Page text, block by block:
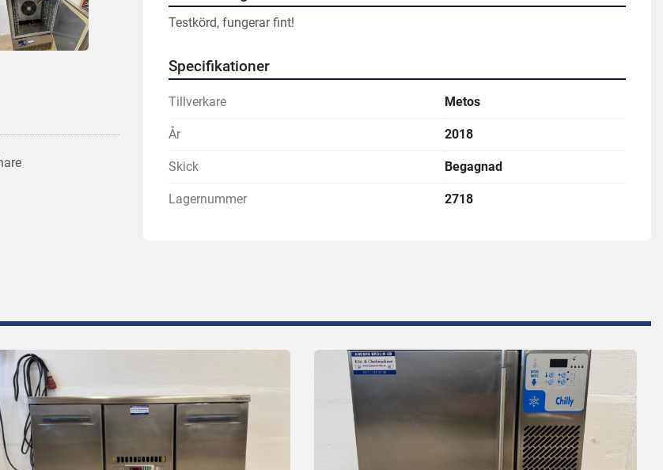
Testkörd, fungerar fint!
Specifikationer
Tillverkare Metos
År 2018
Skick Begagnad
Lagernummer 2718